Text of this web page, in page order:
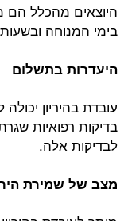
היוצאים מהכלל הם
בימי המנוחה
היעדרות בתשלום
עובדת בהיריון
בדיקות רפואיות
לבדיקות אלה.
מצב של שמירת